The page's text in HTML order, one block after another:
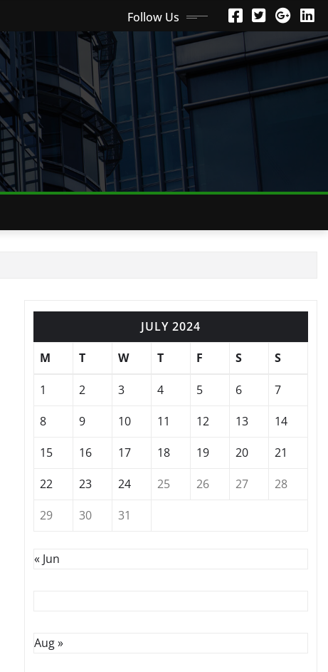
Follow Us
JULY 2024
M
T W T F S S
1 2 3 4 5 6
7
8
9 10 11 12 13
14
15
16 17 18 19 20
21
22
23 24 25 26 27
28
29
30 31
« Jun
Aug »